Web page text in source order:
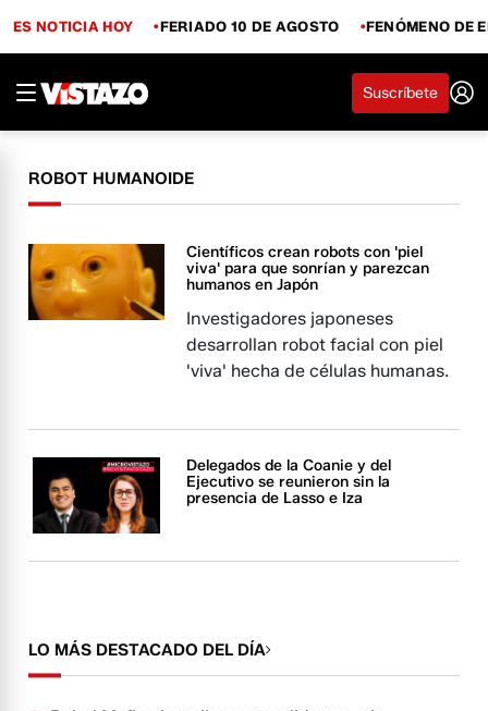
ES NOTICIA HOY FERIADO 10 DE AGOSTO FENÓMENO DE
Suscríbete
ROBOT HUMANOIDE
Científicos crean robots con 'piel
viva' para que sonrían y parezcan
humanos en Japón
Investigadores japoneses
desarrollan robot facial con piel
'viva' hecha de células humanas.
Delegados de la Coanie y del
Ejecutivo se reunieron sin la
presencia de Lasso e Iza
LO MÁS DESTACADO DEL DÍA